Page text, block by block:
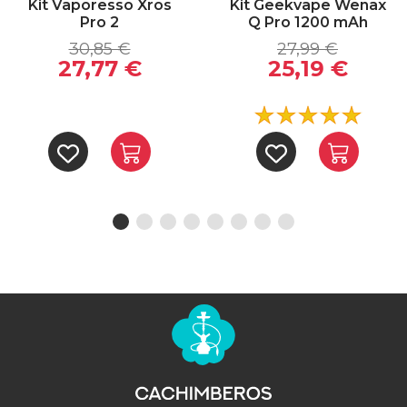
Kit Vaporesso Xros
Pro 2
30,85 €
27,77 €
Kit Geekvape Wenax
Q Pro 1200 mAh
27,99 €
25,19 €